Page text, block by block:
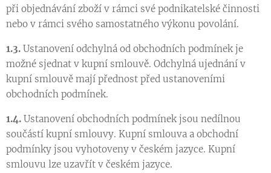
při objednávání zboží v rámci své podnikatelské činnosti
nebo v rámci svého samostatného výkonu povolání.
1.3. Ustanovení odchylná od obchodních podmínek je
možné sjednat v kupní smlouvě. Odchylná ujednání v
kupní smlouvě mají přednost před ustanoveními
obchodních podmínek.
1.4. Ustanovení obchodních podmínek jsou nedílnou
součástí kupní smlouvy. Kupní smlouva a obchodní
podmínky jsou vyhotoveny v českém jazyce. Kupní
smlouvu lze uzavřít v českém jazyce.